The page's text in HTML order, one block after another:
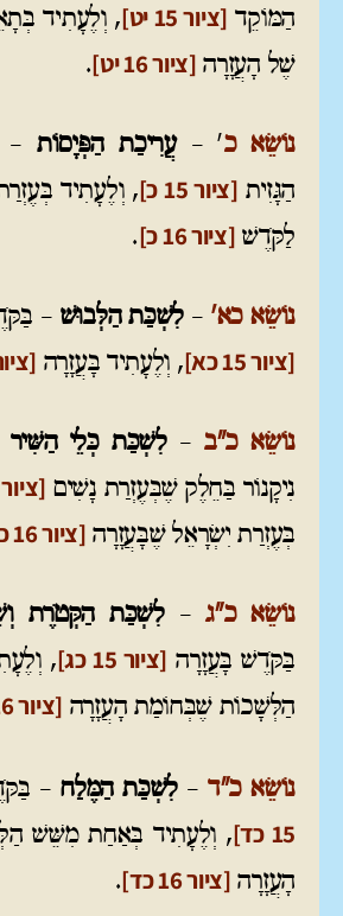
הַמּוֹקֵד [ציור 15 יט]
, וְלֶעָתִיד
שֶׁל הָעֲזָרָה [ציור 16 יט] .
נוֹשֵׂא כ'
–עֲרִיכַת הַפְּיָסוֹת –
הַגָּזִית [ציור 15 כ]
, וְלֶעָתִיד
לַקֹּדֶשׁ [ציור 16 כ] .
נוֹשֵׂא כא' – לִשְׁכַּת הַלְּבוּשׁ –
[ציור 15 כא] , וְלֶעָתִיד בָּעֲזָרָה [ציור
נוֹשֵׂא כ"ב –לִשְׁכַּת כְּלֵי הַשִּׁיר
נִיקָנוֹר בַּחֵלֶק שֶׁבְּעֶזְרַת נָשִׁים [ציור 15 כב]
בְּעֶזְרַת יִשְׂרָאֵל שֶׁבָּעֲזָרָה [ציור 16 כב]
נוֹשֵׂא כ"ג –לִשְׁכַּת הַקְּטֹרֶת
בַּקֹּדֶשׁ בָּעֲזָרָה [ציור 15 כג]
,
הַלְּשָׁכוֹת שֶׁבְּחוֹמַת הָעֲזָרָה [ציור 16 כג]
נוֹשֵׂא כ"ד –לִשְׁכַּת הַמֶּלַח –
15 כד]
, וְלֶעָתִיד בְּאַחַת מִשֵּׁשׁ
הָעֲזָרָה [ציור 16 כד] .